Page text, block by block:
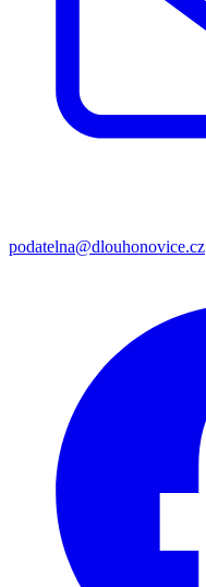
podatelna@dlouhonovice.cz